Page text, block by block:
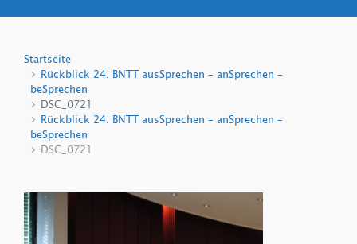
Startseite
Rückblick 24. BNTT ausSprechen – anSprechen –
beSprechen
DSC_0721
Rückblick 24. BNTT ausSprechen – anSprechen –
beSprechen
DSC_0721